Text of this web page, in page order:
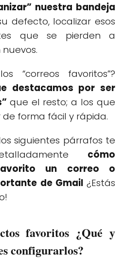
nuestra bandeja
defecto, localizar esos
que se pierden a
“correos favoritos”?
destacamos por ser
que el resto; a los que
forma fácil y rápida.
siguientes párrafos te
cómo
un correo o
de Gmail ¿Estás
favoritos ¿Qué y
configurarlos?